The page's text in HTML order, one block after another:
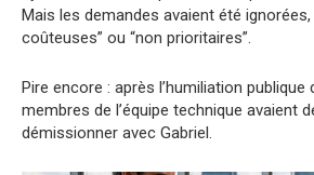
Mais les demandes avaient été ignorées,
coûteuses” ou “non prioritaires”.
Pire encore : après l’humiliation publique
membres de l’équipe technique avaient
démissionner avec Gabriel.